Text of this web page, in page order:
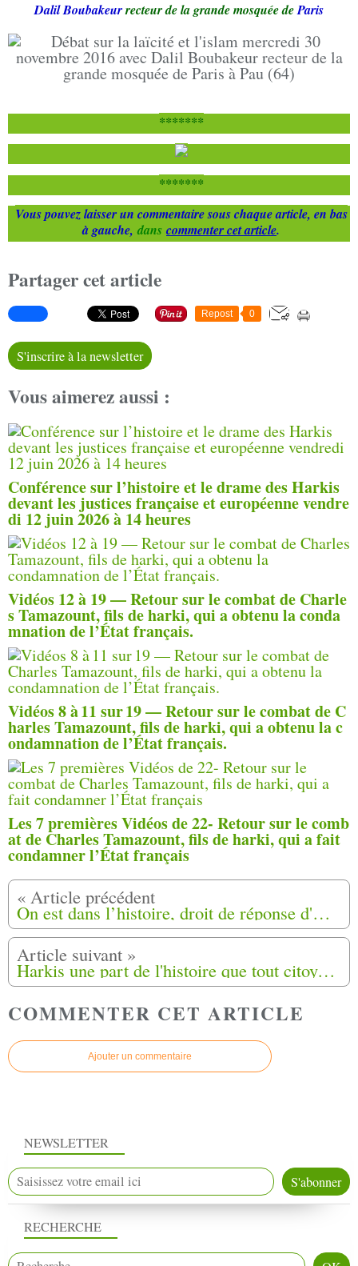
Dalil Boubakeurrecteur de la grande mosquée deParis
*******
*******
Vous pouvez laisser un commentaire sous chaque article, en bas
à gauche, dans commenter cet article.
Partager cet article
Repost 0
S'inscrire à la newsletter
Vous aimerez aussi :
Conférence sur l’histoire et le drame des Harkis
devant les justices française et européenne vendre
di 12 juin 2026 à 14 heures
Vidéos 12 à 19 — Retour sur le combat de Charle
s Tamazount, fils de harki, qui a obtenu la conda
mnation de l’État français.
Vidéos 8 à 11 sur 19 — Retour sur le combat de C
harles Tamazount, fils de harki, qui a obtenu la c
ondamnation de l’État français.
Les 7 premières Vidéos de 22- Retour sur le comb
at de Charles Tamazount, fils de harki, qui a fait
condamner l’État français
On est dans l’histoire, droit de réponse d'Hacène ARFI par rapport à la diffusion d'une vidéo
Harkis une part de l'histoire que tout citoyen doit connaître
COMMENTER CET ARTICLE
Ajouter un commentaire
NEWSLETTER
RECHERCHE